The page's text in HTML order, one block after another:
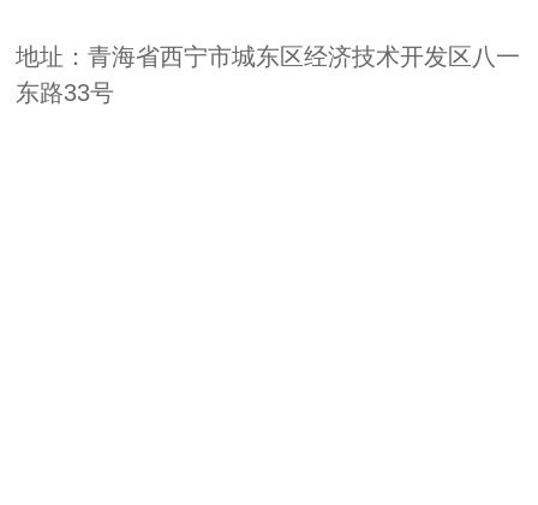
地址：青海省西宁市城东区经济技术开发区八一
东路33号